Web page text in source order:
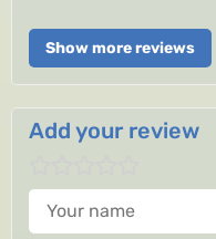
Show more reviews
Add your review
Your name